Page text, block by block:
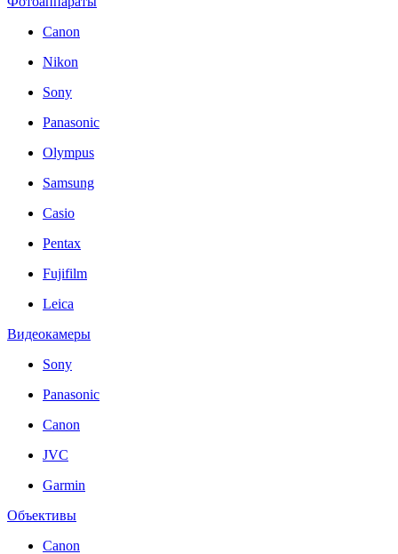
Canon
Nikon
Sony
Panasonic
Olympus
Samsung
Casio
Pentax
Fujifilm
Leica
Видеокамеры
Sony
Panasonic
Canon
JVC
Garmin
Объективы
Canon